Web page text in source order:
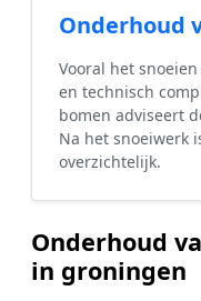
Onderhoud
Vooral het
en technisch
bomen adviseert
Na het snoeiwerk
overzichtelijk.
Onderhoud
in groningen